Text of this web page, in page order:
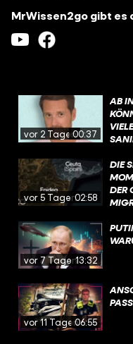
MrWissen2go gibt es
vor 2 Tagen00:37
AB
vor 5 Tagen02:58
DIE
DER
vor 7 Tagen13:32
vor 11 Tagen06:55